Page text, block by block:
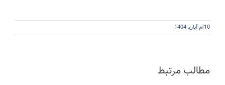
10ام آبان, 1404
مطالب مرتبط